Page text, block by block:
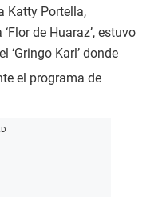
Katty Portella,
de Huaraz’, estuvo
‘Gringo Karl’ donde
el programa de